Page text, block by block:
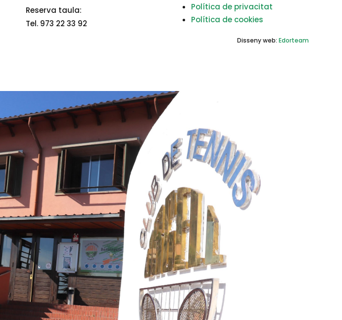
Reserva taula:
Tel. 973 22 33 92
Política de privacitat
Política de cookies
Disseny web: Edorteam